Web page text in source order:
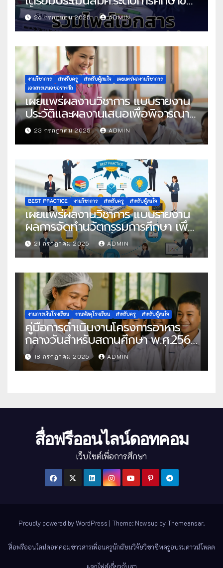
พื้นฐาน
26 กรกฎาคม 2025 ADMIN
งานวิชาการ สำหรับครู สำหรับผู้สนใจ
เผยแพร่ผลงานวิชาการ
เอกสารเสนอขอรางวัล
เผยแพร่ผลงานวิชาการ แบบรายงาน
ประวัติและผลงานเสนอเพื่อพิจารณา
ในโครงการครูดีในดวงใจ ประจำปี
2568 ครั้งที่ 22
23 กรกฎาคม 2025 ADMIN
BEST PRACTICE งานวิชาการ สำหรับครู สำหรับผู้สนใจ
เผยแพร่ผลงานวิชาการ แบบรายงาน
ผลการจัดทำนวัตกรรมการศึกษา เพื่อ
คัดเลือกวิธีปฏิบัติที่เป็นเลิศ
21 กรกฎาคม 2025 ADMIN
งานการเงินโรงเรียน งานพัสดุโรงเรียน สำหรับครู สำหรับผู้สนใจ
คู่มือการดำเนินงานโครงการอาหาร
กลางวันสำหรับสถานศึกษา พ.ศ.2568
แนวทางครบถ้วนสู่การจัดการที่มี
ประสิทธิภาพ
18 กรกฎาคม 2025 ADMIN
สื่อฟรีออนไลน์ดอทคอม
เว็บไซต์เพื่อการศึกษา
Proudly powered by WordPress | Theme: Newsup by Themeansar.
สื่อฟรีออนไลน์ดอทคอมข่าวสารเพื่อนครูนักเรียนวิจัยวิชาชีพครูอบรมดาวน์โหลด
แจกไฟล์เกี่ยวกับเรา